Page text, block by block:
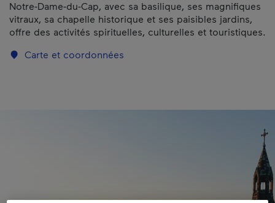
Notre-Dame-du-Cap, avec sa basilique, ses magnifiques
vitraux, sa chapelle historique et ses paisibles jardins,
offre des activités spirituelles, culturelles et touristiques.
Carte et coordonnées